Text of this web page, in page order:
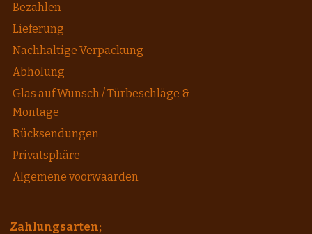
Bezahlen
Lieferung
Nachhaltige Verpackung
Abholung
Glas auf Wunsch / Türbeschläge &
Montage
Rücksendungen
Privatsphäre
Algemene voorwaarden
Zahlungsarten;